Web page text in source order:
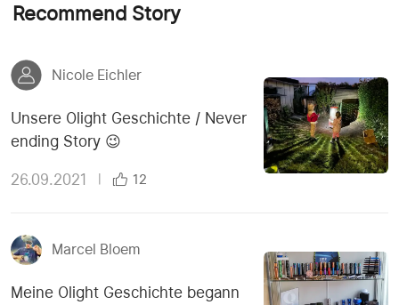
Recommend Story
Nicole Eichler
Unsere Olight Geschichte / Never
ending Story 😉
26.09.2021 | 12
Marcel Bloem
Meine Olight Geschichte begann